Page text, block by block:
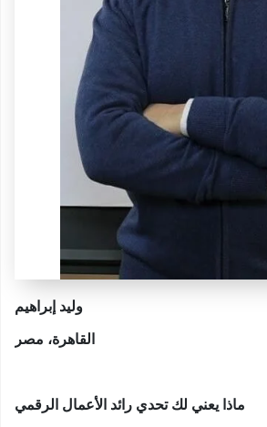
وليد إبراهيم
القاهرة، مصر
ماذا يعني لك تحدي رائد الأعمال الرقمي